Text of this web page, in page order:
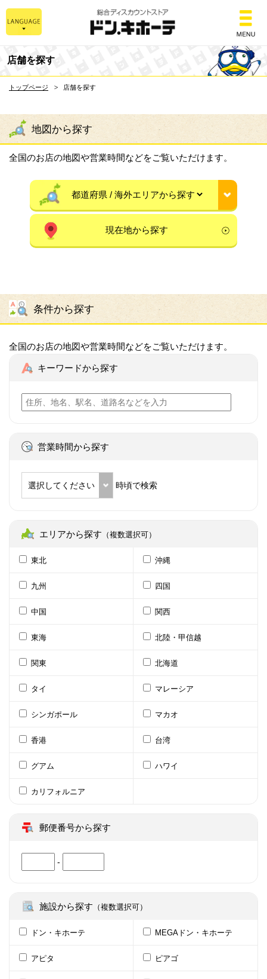
総合ディスカウント
店舗を探す
トップページ 店舗を探す
地図から探す
全国のお店の地図や営業時間などをご覧いただけます。
現在地から探す
条件から探す
全国のお店の地図や営業時間などをご覧いただけます。
キーワードから探す
営業時間から探す
選択してください 時頃で検索
エリアから探す （複数選択可）
東北 沖縄
九州 四国
中国 関西
東海 北陸・甲信越
関東 北海道
タイ マレーシア
シンガポール マカオ
香港 台湾
グアム ハワイ
カリフォルニア
郵便番号から探す
-
施設から探す （複数選択可）
ドン・キホーテ MEGAドン・キホーテ
アピタ ピアゴ